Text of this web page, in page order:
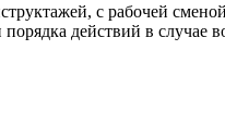
с рабочей
действий в случае